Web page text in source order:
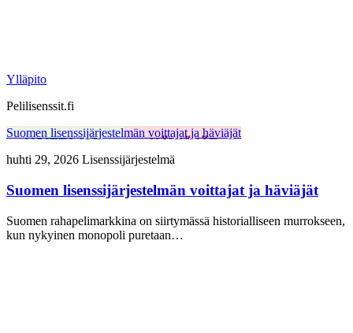
Ylläpito
Pelilisenssit.fi
Suomen lisenssijärjestelmän voittajat ja häviäjät
huhti 29, 2026 Lisenssijärjestelmä
Suomen lisenssijärjestelmän voittajat ja häviäjät
Suomen rahapelimarkkina on siirtymässä historialliseen murrokseen,
kun nykyinen monopoli puretaan…